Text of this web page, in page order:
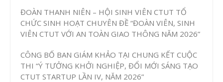
ĐOÀN THANH NIÊN – HỘI SINH VIÊN CTUT TỔ
CHỨC SINH HOẠT CHUYÊN ĐỀ “ĐOÀN VIÊN, SINH
VIÊN CTUT VỚI AN TOÀN GIAO THÔNG NĂM 2026”
CÔNG BỐ BAN GIÁM KHẢO TẠI CHUNG KẾT CUỘC
THI “Ý TƯỞNG KHỞI NGHIỆP, ĐỔI MỚI SÁNG TẠO
CTUT STARTUP LẦN IV, NĂM 2026”